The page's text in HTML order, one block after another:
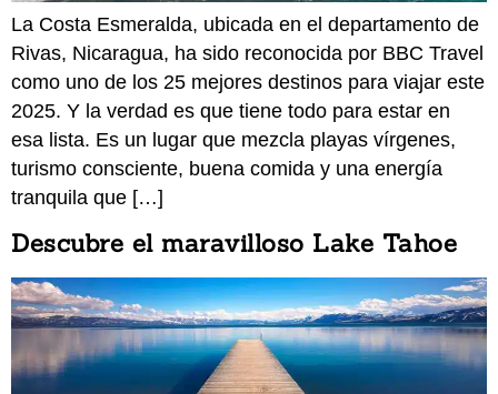
La Costa Esmeralda, ubicada en el departamento de
Rivas, Nicaragua, ha sido reconocida por BBC Travel
como uno de los 25 mejores destinos para viajar este
2025. Y la verdad es que tiene todo para estar en
esa lista. Es un lugar que mezcla playas vírgenes,
turismo consciente, buena comida y una energía
tranquila que […]
Descubre el maravilloso Lake Tahoe